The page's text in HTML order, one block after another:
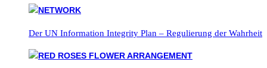
Der UN Information Integrity Plan – Regulierung der Wahrheit